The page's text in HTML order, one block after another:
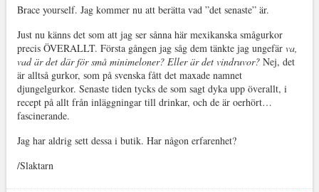
Brace yourself. Jag kommer nu att berätta vad ”det senaste” är.
Just nu känns det som att jag ser sånna här mexikanska smågurkor
precis ÖVERALLT. Första gången jag såg dem tänkte jag ungefär va,
vad är det där för små minimeloner? Eller är det vindruvor?Nej, det
är alltså gurkor, som på svenska fått det maxade namnet
djungelgurkor. Senaste tiden tycks de som sagt dyka upp överallt, i
recept på allt från inläggningar till drinkar, och de är oerhört…
fascinerande.
Jag har aldrig sett dessa i butik. Har någon erfarenhet?
/Slaktarn